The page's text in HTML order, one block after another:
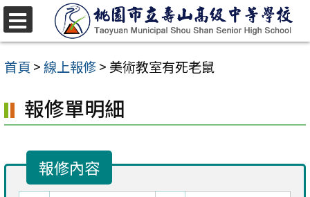
跳
至
主
內
容
首頁 >線上報修> 美術教室有死老鼠
報修單明細
報修內容
選
單